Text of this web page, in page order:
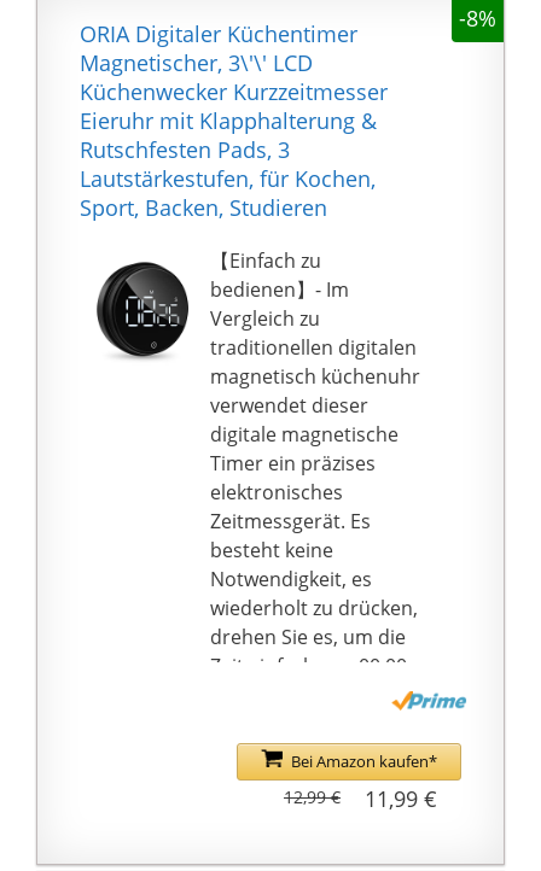
-8%
ORIA Digitaler Küchentimer
Magnetischer, 3\'\' LCD
Küchenwecker Kurzzeitmesser
Eieruhr mit Klapphalterung &
Rutschfesten Pads, 3
Lautstärkestufen, für Kochen,
Sport, Backen, Studieren
【Einfach zu
bedienen】- Im
Vergleich zu
traditionellen digitalen
magnetisch küchenuhr
verwendet dieser
digitale magnetische
Timer ein präzises
elektronisches
Zeitmessgerät. Es
besteht keine
Notwendigkeit, es
wiederholt zu drücken,
drehen Sie es, um die
Zeit einfach von 00:00
bis 99:55 einzustellen.
Timing
starten/stoppen.
【3 Lautstärkestufen-
Bei Amazon kaufen*
11,99 €
12,99 €